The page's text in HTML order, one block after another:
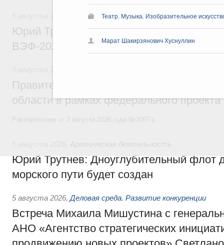
Театр. Музыка. Изобразительное
Марат Шакирзянович Хуснуллин
Общие вопросы развития ДФО
Юрий Трутнев: Опубликована
ВЭФ-2026
Правительство увеличило объём
области в рамках федерального
Арктическая деятельность
Юрий Трутнев: Дноуглубительный флот
морского пути будет создан
5 августа 2026, Деловая среда. Развитие конкуренции
Встреча Михаила Мишустина с
АНО «Агентство стратегических